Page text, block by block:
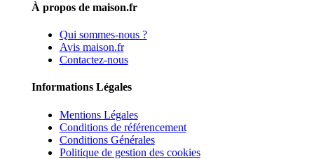
À propos de maison.fr
Qui sommes-nous ?
Avis maison.fr
Contactez-nous
Informations Légales
Mentions Légales
Conditions de référencement
Conditions Générales
Politique de gestion des cookies